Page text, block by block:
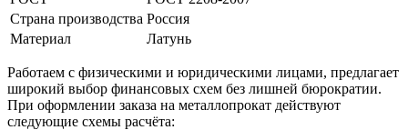
Страна производства Россия
Материал
Латунь
Работаем с физическими и юридическими лицами, предлагает
широкий выбор финансовых схем без лишней бюрократии.
При оформлении заказа на металлопрокат действуют
следующие схемы расчёта: